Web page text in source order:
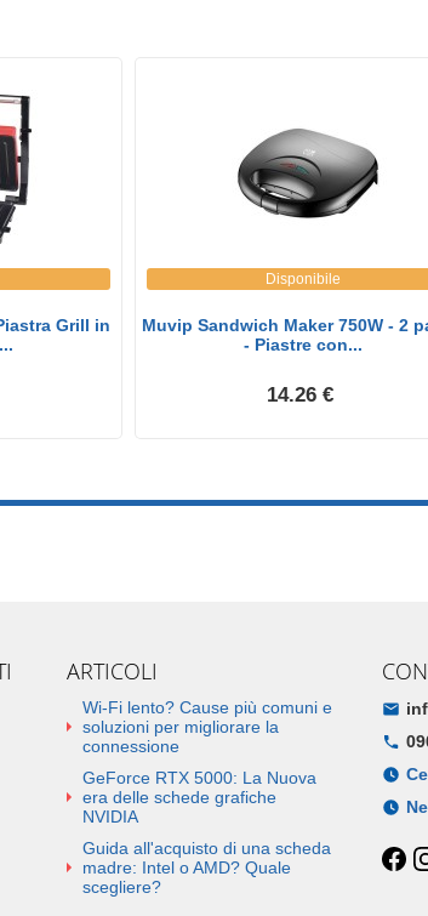
Grill in
Disponibile
Muvip Sandwich Maker 750W - 2
- Piastre con...
14.26 €
ARTICOLI
Wi-Fi lento? Cause più comuni e
soluzioni per migliorare la
connessione
GeForce RTX 5000: La Nuova
era delle schede grafiche
NVIDIA
Guida all'acquisto di una scheda
madre: Intel o AMD? Quale
scegliere?